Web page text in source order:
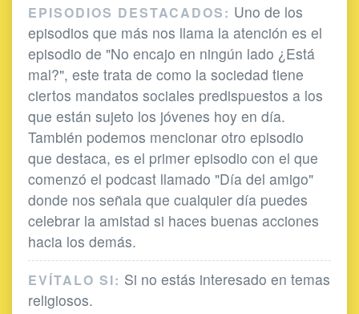
EPISODIOS DESTACADOS: Uno de los
episodios que más nos llama la atención es el
episodio de "No encajo en ningún lado ¿Está
mal?", este trata de como la sociedad tiene
ciertos mandatos sociales predispuestos a los
que están sujeto los jóvenes hoy en día.
También podemos mencionar otro episodio
que destaca, es el primer episodio con el que
comenzó el podcast llamado "Día del amigo"
donde nos señala que cualquier día puedes
celebrar la amistad si haces buenas acciones
hacia los demás.
EVÍTALO SI: Si no estás interesado en temas
religiosos.